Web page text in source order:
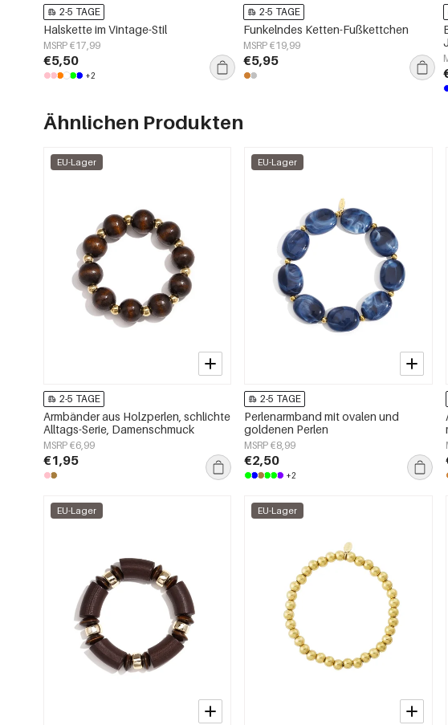
2-5 TAGE
Halskette im Vintage-Stil
MSRP €17,99
€5,50
+2
2-5 TAGE
Funkelndes Ketten-Fußkettchen
MSRP €19,99
€5,95
Ähnlichen Produkten
EU-Lager
2-5 TAGE
Armbänder aus Holzperlen, schlichte
Alltags-Serie, Damenschmuck
MSRP €6,99
€1,95
EU-Lager
2-5 TAGE
Perlenarmband mit ovalen und
goldenen Perlen
MSRP €8,99
€2,50
+2
EU-Lager EU-Lager